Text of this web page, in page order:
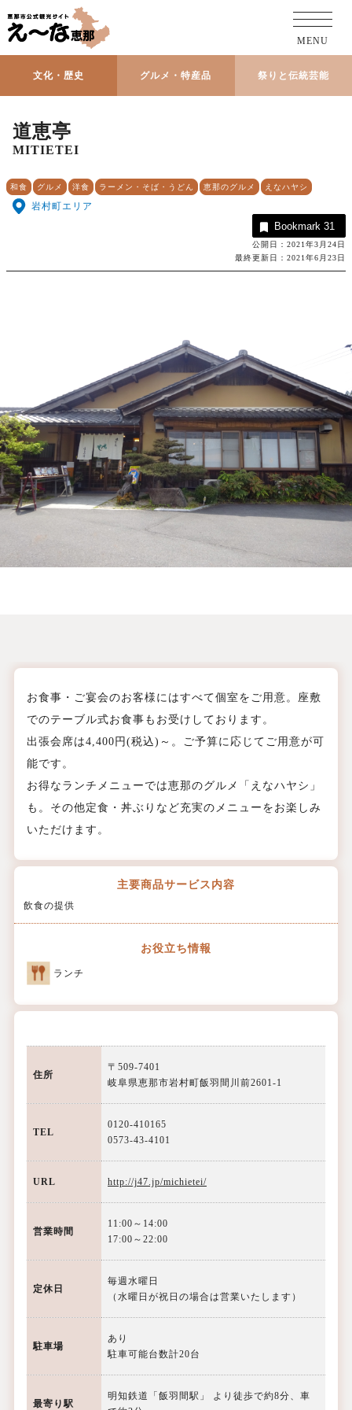
文化・歴史 グルメ・特産品 祭りと伝統芸能
MENU
道恵亭
MITIETEI
和食 グルメ 洋食 ラーメン・そば・うどん 恵那のグルメ えなハヤシ
岩村町エリア
Bookmark 31
公開日：2021年3月24日
最終更新日：2021年6月23日
お食事・ご宴会のお客様にはすべて個室をご用意。座敷
でのテーブル式お食事もお受けしております。
出張会席は4,400円(税込)～。ご予算に応じてご用意が可
能です。
お得なランチメニューでは恵那のグルメ「えなハヤシ」
も。その他定食・丼ぶりなど充実のメニューをお楽しみ
いただけます。
主要商品サービス内容
飲食の提供
お役立ち情報
ランチ
住所
〒509-7401
岐阜県恵那市岩村町飯羽間川前2601-1
TEL
0120-410165
0573-43-4101
URL http://j47.jp/michietei/
営業時間
11:00～14:00
17:00～22:00
定休日
毎週水曜日
（水曜日が祝日の場合は営業いたします）
駐車場
あり
駐車可能台数計20台
最寄り駅
明知鉄道「飯羽間駅」 より徒歩で約8分、車